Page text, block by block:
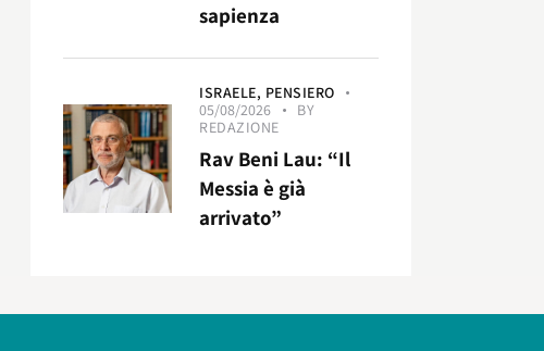
sapienza
ISRAELE, PENSIERO
05/08/2026
BY
REDAZIONE
Rav Beni Lau: “Il
Messia è già
arrivato”